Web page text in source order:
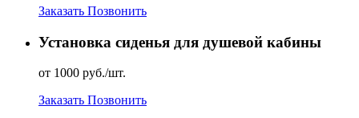
Заказать Позвонить
Установка сиденья для душевой кабины
от 1000 руб./шт.
Заказать Позвонить